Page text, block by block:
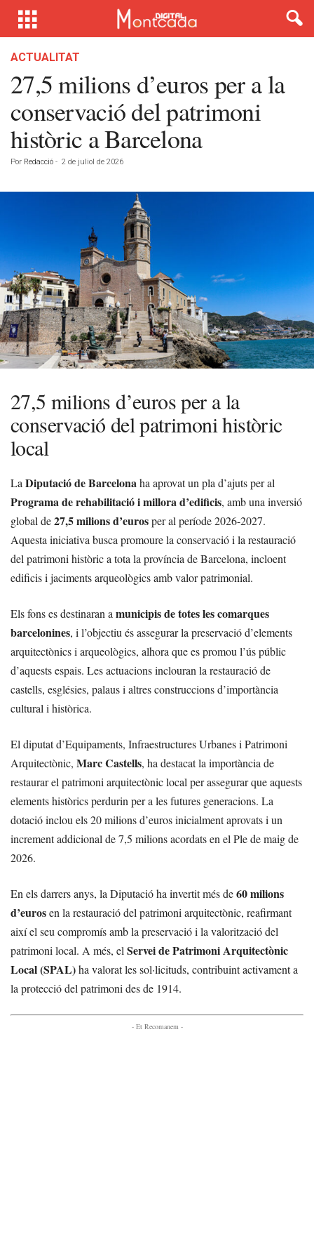
ACTUALITAT
27,5 milions d’euros per a la
conservació del patrimoni
històric a Barcelona
Por Redacció - 2 de juliol de 2026
27,5 milions d’euros per a la
conservació del patrimoni històric
local
La Diputació de Barcelonaha aprovat un pla d’ajuts per al
Programa de rehabilitació i millora d’edificis, amb una inversió
global de27,5 milions d’eurosper al període 2026-2027.
Aquesta iniciativa busca promoure la conservació i la restauració
del patrimoni històric a tota la província de Barcelona, incloent
edificis i jaciments arqueològics amb valor patrimonial.
Els fons es destinaran a municipis de totes les comarques
barcelonines, i l’objectiu és assegurar la preservació d’elements
arquitectònics i arqueològics, alhora que es promou l’ús públic
d’aquests espais. Les actuacions inclouran la restauració de
castells, esglésies, palaus i altres construccions d’importància
cultural i històrica.
El diputat d’Equipaments, Infraestructures Urbanes i Patrimoni
Arquitectònic, Marc Castells, ha destacat la importància de
restaurar el patrimoni arquitectònic local per assegurar que aquests
elements històrics perdurin per a les futures generacions. La
dotació inclou els 20 milions d’euros inicialment aprovats i un
increment addicional de 7,5 milions acordats en el Ple de maig de
2026.
En els darrers anys, la Diputació ha invertit més de60 milions
d’eurosen la restauració del patrimoni arquitectònic, reafirmant
així el seu compromís amb la preservació i la valorització del
patrimoni local. A més, el Servei de Patrimoni Arquitectònic
Local (SPAL)ha valorat les sol·licituds, contribuint activament a
la protecció del patrimoni des de 1914.
- Et Recomanem -